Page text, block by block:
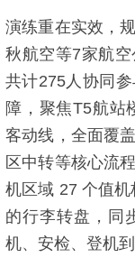
演练重在实效，
秋航空等7家航
共计275人协同
障，聚焦T5航站
客动线，全面覆
区中转等核心流
机区域 27 个值
的行李转盘，同
机、安检、登机